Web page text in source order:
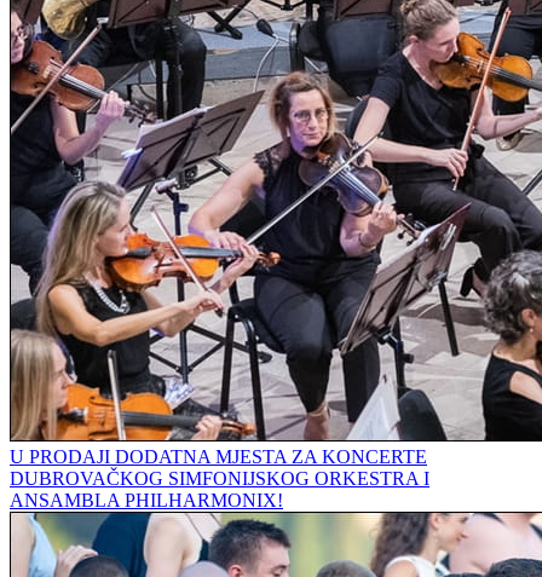
U PRODAJI DODATNA MJESTA ZA KONCERTE
DUBROVAČKOG SIMFONIJSKOG ORKESTRA I
ANSAMBLA PHILHARMONIX!